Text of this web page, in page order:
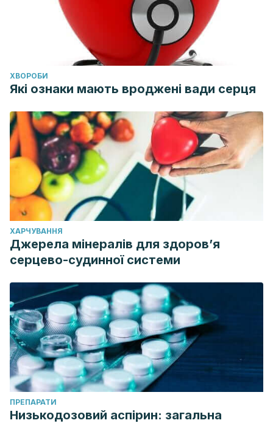
ХВОРОБИ
Які ознаки мають вроджені вади серця
ХАРЧУВАННЯ
Джерела мінералів для здоров’я
серцево-судинної системи
ПРЕПАРАТИ
Низькодозовий аспірин: загальна